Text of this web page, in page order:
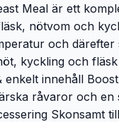
Meal är ett
nötvom och
och
kyckling och
innehåll
råvaror och
Skonsamt